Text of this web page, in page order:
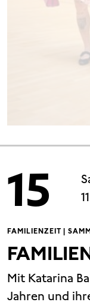
15
FAMILIENZEIT |
Mit Katarina
Jahren und